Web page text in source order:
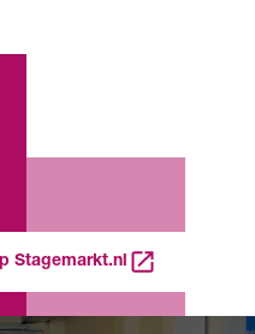
Stagemarkt.nl